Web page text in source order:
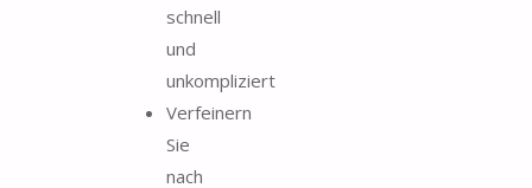
schnell
und
unkompliziert
Verfeinern
Sie
nach